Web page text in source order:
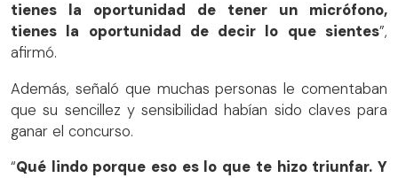
tienes la oportunidad de tener un micrófono,
tienes la oportunidad de decir lo que sientes”,
afirmó.
Además, señaló que muchas personas le comentaban
que su sencillez y sensibilidad habían sido claves para
ganar el concurso.
“Qué lindo porque eso es lo que te hizo triunfar. Y